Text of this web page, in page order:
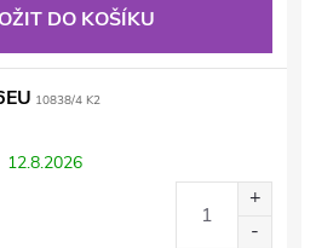
DO KOŠÍKU
10838/4 K2
12.8.2026